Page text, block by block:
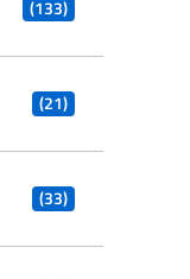
(133)
(21)
(33)